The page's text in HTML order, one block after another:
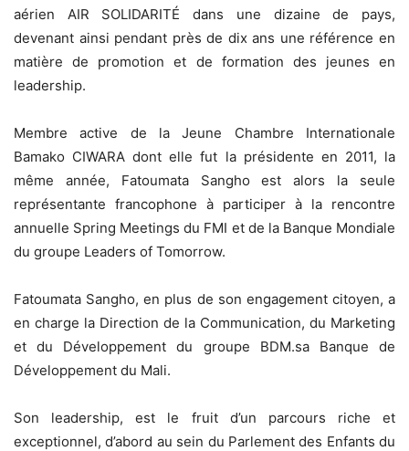
aérien AIR SOLIDARITÉ dans une dizaine de pays,
devenant ainsi pendant près de dix ans une référence en
matière de promotion et de formation des jeunes en
leadership.
Membre active de la Jeune Chambre Internationale
Bamako CIWARA dont elle fut la présidente en 2011, la
même année, Fatoumata Sangho est alors la seule
représentante francophone à participer à la rencontre
annuelle Spring Meetings du FMI et de la Banque Mondiale
du groupe Leaders of Tomorrow.
Fatoumata Sangho, en plus de son engagement citoyen, a
en charge la Direction de la Communication, du Marketing
et du Développement du groupe BDM.sa Banque de
Développement du Mali.
Son leadership, est le fruit d’un parcours riche et
exceptionnel, d’abord au sein du Parlement des Enfants du